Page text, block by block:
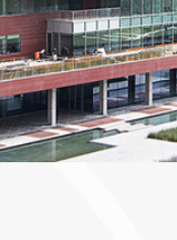
企业荣誉 金融
传媒